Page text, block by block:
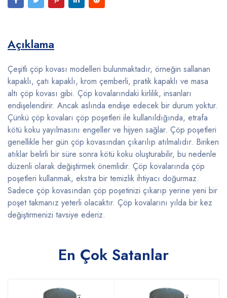
Açıklama
Çeşitli çöp kovası modelleri bulunmaktadır, örneğin sallanan
kapaklı, çatı kapaklı, krom çemberli, pratik kapaklı ve masa
altı çöp kovası gibi. Çöp kovalarındaki kirlilik, insanları
endişelendirir. Ancak aslında endişe edecek bir durum yoktur.
Çünkü çöp kovaları çöp poşetleri ile kullanıldığında, etrafa
kötü koku yayılmasını engeller ve hijyen sağlar. Çöp poşetleri
genellikle her gün çöp kovasından çıkarılıp atılmalıdır. Biriken
atıklar belirli bir süre sonra kötü koku oluşturabilir, bu nedenle
düzenli olarak değiştirmek önemlidir. Çöp kovalarında çöp
poşetleri kullanmak, ekstra bir temizlik ihtiyacı doğurmaz.
Sadece çöp kovasından çöp poşetinizi çıkarıp yerine yeni bir
poşet takmanız yeterli olacaktır. Çöp kovalarını yılda bir kez
değiştirmenizi tavsiye ederiz.
En Çok Satanlar